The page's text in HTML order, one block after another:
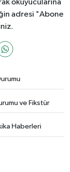
okuyucularına
adresi "Abone
ve Fikstür
Haberleri